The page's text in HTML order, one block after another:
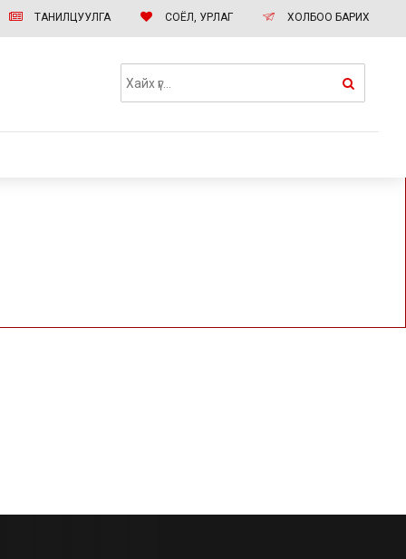
ТАНИЛЦУУЛГА СОЁЛ, УРЛАГ ХОЛБОО БАРИХ